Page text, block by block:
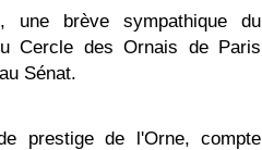
une brève sympathique du
Cercle des Ornais de Paris
Sénat.
prestige de l'Orne, compte